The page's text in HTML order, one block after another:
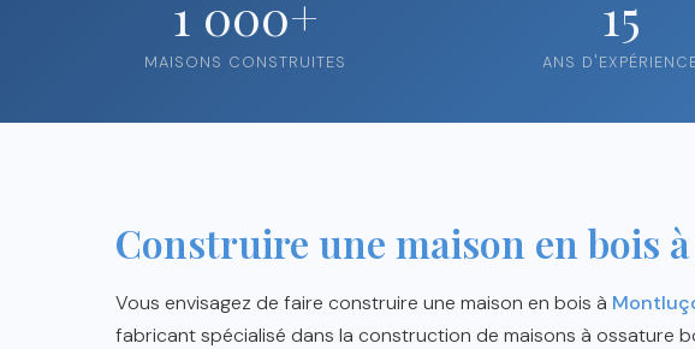
1 000+
MAISONS CONSTRUITES
15
ANS
Construire une maison en bois
Vous envisagez de faire construire une maison en bois à
fabricant spécialisé dans la construction de maisons à ossature